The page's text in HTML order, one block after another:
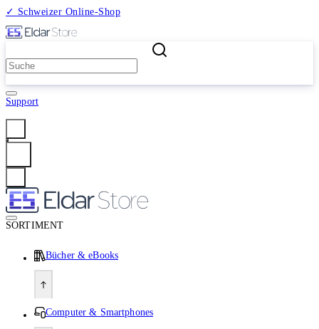
✓ Schweizer Online-Shop
Support
SORTIMENT
Bücher & eBooks
Computer & Smartphones